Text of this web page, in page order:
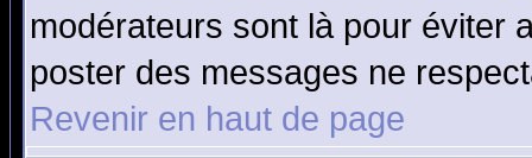
modérateurs sont là pour éviter
poster des messages ne
Revenir en haut de page